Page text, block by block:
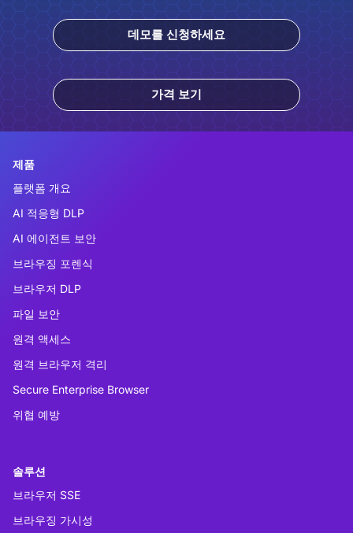
데모를 신청하세요
가격 보기
제품
플랫폼 개요
AI 적응형 DLP
AI 에이전트 보안
브라우징 포렌식
브라우저 DLP
파일 보안
원격 액세스
원격 브라우저 격리
Secure Enterprise Browser
위협 예방
솔루션
브라우저 SSE
브라우징 가시성